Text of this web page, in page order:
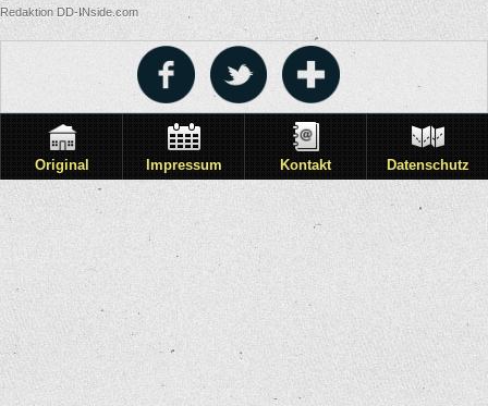
Redaktion DD-INside.com
Original Impressum Kontakt Datenschutz